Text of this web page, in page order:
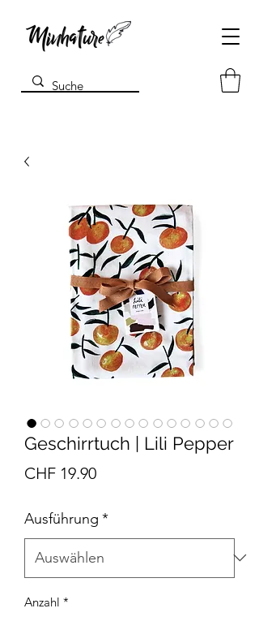
Geschirrtuch | Lili Pepper
CHF 19.90Preis
Ausführung *
Anzahl *